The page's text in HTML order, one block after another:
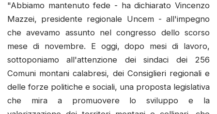
"Abbiamo mantenuto fede - ha dichiarato Vincenzo
Mazzei, presidente regionale Uncem - all'impegno
che avevamo assunto nel congresso dello scorso
mese di novembre. E oggi, dopo mesi di lavoro,
sottoponiamo all'attenzione dei sindaci dei 256
Comuni montani calabresi, dei Consiglieri regionali e
delle forze politiche e sociali, una proposta legislativa
che mira a promuovere lo sviluppo e la